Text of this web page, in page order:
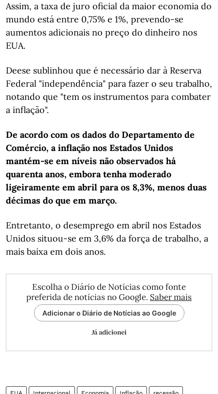
Assim, a taxa de juro oficial da maior economia do
mundo está entre 0,75% e 1%, prevendo-se
aumentos adicionais no preço do dinheiro nos
EUA.
Deese sublinhou que é necessário dar à Reserva
Federal "independência" para fazer o seu trabalho,
notando que "tem os instrumentos para combater
a inflação".
De acordo com os dados do Departamento de
Comércio, a inflação nos Estados Unidos
mantém-se em níveis não observados há
quarenta anos, embora tenha moderado
ligeiramente em abril para os 8,3%, menos duas
décimas do que em março.
Entretanto, o desemprego em abril nos Estados
Unidos situou-se em 3,6% da força de trabalho, a
mais baixa em dois anos.
Escolha o Diário de Notícias como fonte
preferida de notícias no Google. Saber mais
Adicionar o Diário de Notícias ao Google
Já adicionei